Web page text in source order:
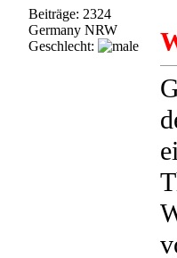
Beiträge: 2324
Germany NRW
Geschlecht: